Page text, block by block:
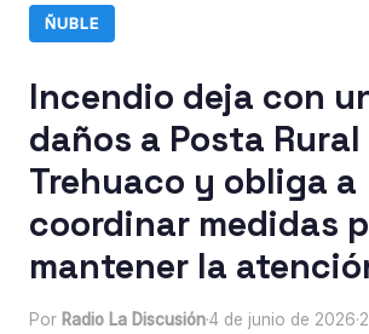
ÑUBLE
Incendio deja con
daños a Posta Rural
Trehuaco y obliga a
coordinar medidas
mantener la
Por Radio La Discusión·4 de junio de 2026·